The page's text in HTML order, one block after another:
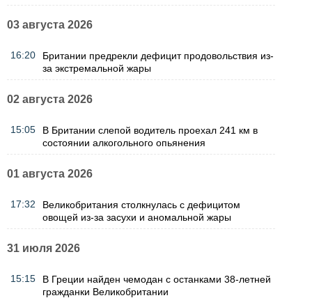
03 августа 2026
16:20
Британии предрекли дефицит продовольствия из-
за экстремальной жары
02 августа 2026
15:05
В Британии слепой водитель проехал 241 км в
состоянии алкогольного опьянения
01 августа 2026
17:32
Великобритания столкнулась с дефицитом
овощей из-за засухи и аномальной жары
31 июля 2026
15:15
В Греции найден чемодан с останками 38-летней
гражданки Великобритании